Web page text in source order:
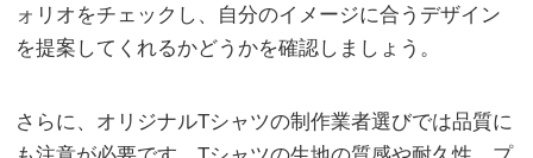
ォリオをチェックし、自分のイメージに合うデザイン
を提案してくれるかどうかを確認しましょう。
さらに、オリジナルTシャツの制作業者選びでは品質に